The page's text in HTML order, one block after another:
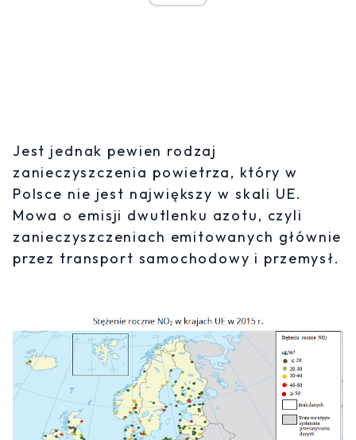
Jest jednak pewien rodzaj
zanieczyszczenia powietrza, który w
Polsce nie jest największy w skali UE.
Mowa o emisji dwutlenku azotu, czyli
zanieczyszczeniach emitowanych głównie
przez transport samochodowy i przemysł.